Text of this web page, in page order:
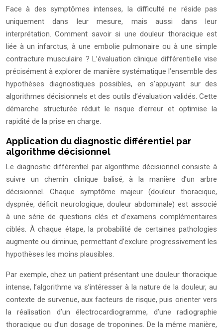
Face à des symptômes intenses, la difficulté ne réside pas
uniquement dans leur mesure, mais aussi dans leur
interprétation. Comment savoir si une douleur thoracique est
liée à un infarctus, à une embolie pulmonaire ou à une simple
contracture musculaire ? L’évaluation clinique différentielle vise
précisément à explorer de manière systématique l’ensemble des
hypothèses diagnostiques possibles, en s’appuyant sur des
algorithmes décisionnels et des outils d’évaluation validés. Cette
démarche structurée réduit le risque d’erreur et optimise la
rapidité de la prise en charge.
Application du diagnostic différentiel par
algorithme décisionnel
Le diagnostic différentiel par algorithme décisionnel consiste à
suivre un chemin clinique balisé, à la manière d’un arbre
décisionnel. Chaque symptôme majeur (douleur thoracique,
dyspnée, déficit neurologique, douleur abdominale) est associé
à une série de questions clés et d’examens complémentaires
ciblés. À chaque étape, la probabilité de certaines pathologies
augmente ou diminue, permettant d’exclure progressivement les
hypothèses les moins plausibles.
Par exemple, chez un patient présentant une douleur thoracique
intense, l’algorithme va s’intéresser à la nature de la douleur, au
contexte de survenue, aux facteurs de risque, puis orienter vers
la réalisation d’un électrocardiogramme, d’une radiographie
thoracique ou d’un dosage de troponines. De la même manière,